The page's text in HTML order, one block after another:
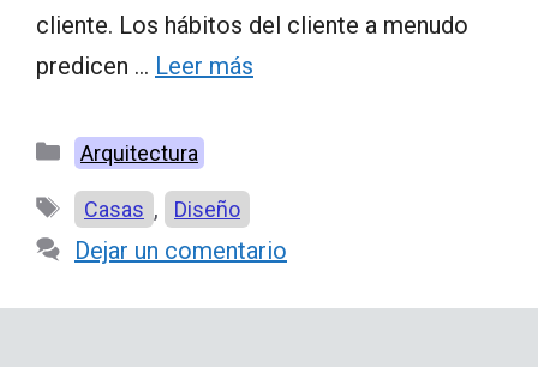
cliente. Los hábitos del cliente a menudo
predicen … Leer más
Categorías
Arquitectura
Etiquetas
Casas , Diseño
Dejar un comentario